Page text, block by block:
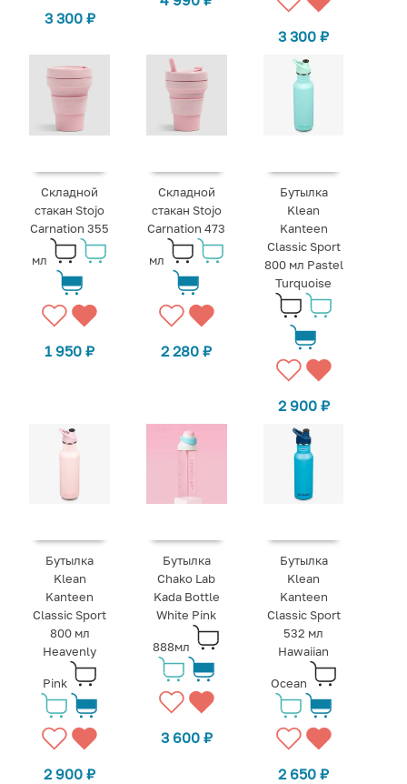
3 300 ₽
3 300₽
Складной
стакан Stojo
Carnation 355
мл
1 950₽
Складной
стакан Stojo
Carnation 473
мл
2 280₽
Бутылка
Klean
Kanteen
Classic Sport
800 мл Pastel
Turquoise
2 900 ₽
Бутылка
Klean
Kanteen
Classic Sport
800 мл
Heavenly
Pink
2 900₽
Бутылка
Chako Lab
Kada Bottle
White Pink
888мл
3 600 ₽
Бутылка
Klean
Kanteen
Classic Sport
532 мл
Hawaiian
Ocean
2 650₽